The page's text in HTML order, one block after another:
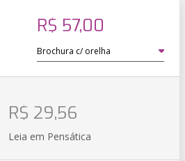
R$ 57,00
R$ 29,56
Leia em Pensática